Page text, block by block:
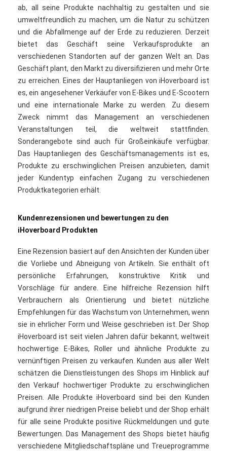
ab, all seine Produkte nachhaltig zu gestalten und sie
umweltfreundlich zu machen, um die Natur zu schützen
und die Abfallmenge auf der Erde zu reduzieren. Derzeit
bietet das Geschäft seine Verkaufsprodukte an
verschiedenen Standorten auf der ganzen Welt an. Das
Geschäft plant, den Markt zu diversifizieren und mehr Orte
zu erreichen. Eines der Hauptanliegen von iHoverboard ist
es, ein angesehener Verkäufer von E-Bikes und E-Scootern
und eine internationale Marke zu werden. Zu diesem
Zweck nimmt das Management an verschiedenen
Veranstaltungen teil, die weltweit stattfinden.
Sonderangebote sind auch für Großeinkäufe verfügbar.
Das Hauptanliegen des Geschäftsmanagements ist es,
Produkte zu erschwinglichen Preisen anzubieten, damit
jeder Kundentyp einfachen Zugang zu verschiedenen
Produktkategorien erhält.
Kundenrezensionen und bewertungen zu den
iHoverboard Produkten
Eine Rezension basiert auf den Ansichten der Kunden über
die Vorliebe und Abneigung von Artikeln. Sie enthält oft
persönliche Erfahrungen, konstruktive Kritik und
Vorschläge für andere. Eine hilfreiche Rezension hilft
Verbrauchern als Orientierung und bietet nützliche
Empfehlungen für das Wachstum von Unternehmen, wenn
sie in ehrlicher Form und Weise geschrieben ist. Der Shop
iHoverboard ist seit vielen Jahren dafür bekannt, weltweit
hochwertige E-Bikes, Roller und ähnliche Produkte zu
vernünftigen Preisen zu verkaufen. Kunden aus aller Welt
schätzen die Dienstleistungen des Shops im Hinblick auf
den Verkauf hochwertiger Produkte zu erschwinglichen
Preisen. Alle Produkte iHoverboard sind bei den Kunden
aufgrund ihrer niedrigen Preise beliebt und der Shop erhält
für alle seine Produkte positive Rückmeldungen und gute
Bewertungen. Das Management des Shops bietet häufig
verschiedene Mitgliedschaftspläne und Treueprogramme